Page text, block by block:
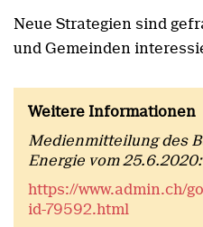
Neue Strategien sind
und Gemeinden
Weitere Informationen
Medienmitteilung des
Energie vom 25.6.2020:
https://www.admin.ch/
id-79592.html